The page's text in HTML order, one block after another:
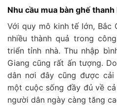
Nhu cầu mua bàn ghế
Với quy mô kinh tế lớn, Bắc
nhiều thành quả trong
triển tỉnh nhà. Thu nhập
Giang cũng rất ấn tượng.
dân nơi đây cũng được
một cuộc sống đầy đủ về
người dân ngày càng tăng